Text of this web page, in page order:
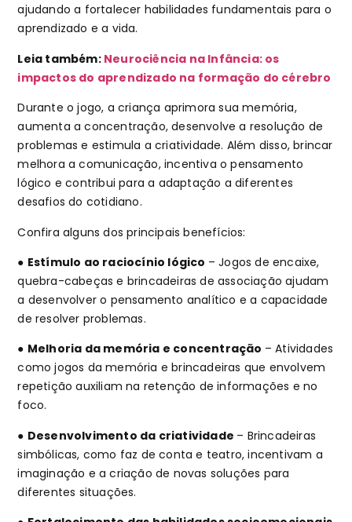
ajudando a fortalecer habilidades fundamentais para o
aprendizado e a vida.
Leia também: Neurociência na Infância: os
impactos do aprendizado na formação do cérebro
Durante o jogo, a criança aprimora sua memória,
aumenta a concentração, desenvolve a resolução de
problemas e estimula a criatividade. Além disso, brincar
melhora a comunicação, incentiva o pensamento
lógico e contribui para a adaptação a diferentes
desafios do cotidiano.
Confira alguns dos principais benefícios:
● Estímulo ao raciocínio lógico – Jogos de encaixe,
quebra-cabeças e brincadeiras de associação ajudam
a desenvolver o pensamento analítico e a capacidade
de resolver problemas.
● Melhoria da memória e concentração – Atividades
como jogos da memória e brincadeiras que envolvem
repetição auxiliam na retenção de informações e no
foco.
● Desenvolvimento da criatividade – Brincadeiras
simbólicas, como faz de conta e teatro, incentivam a
imaginação e a criação de novas soluções para
diferentes situações.